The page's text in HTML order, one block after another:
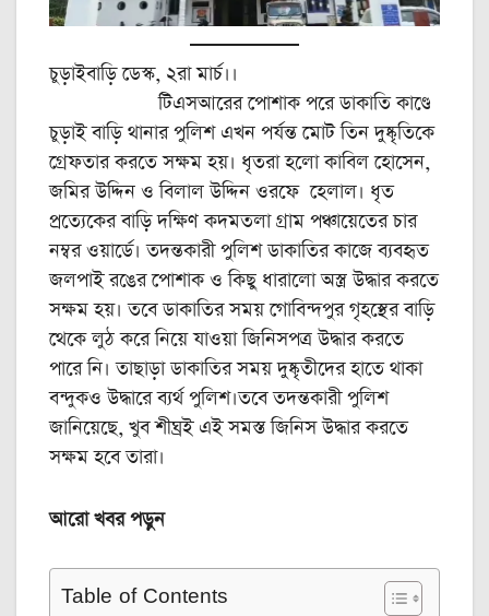
চুড়াইবাড়ি ডেস্ক, ২রা মার্চ।।
টিএসআরের পোশাক পরে ডাকাতি কাণ্ডে
চুড়াই বাড়ি থানার পুলিশ এখন পর্যন্ত মোট তিন দুষ্কৃতিকে
গ্রেফতার করতে সক্ষম হয়। ধৃতরা হলো কাবিল হোসেন,
জমির উদ্দিন ও বিলাল উদ্দিন ওরফে হেলাল। ধৃত
প্রত্যেকের বাড়ি দক্ষিণ কদমতলা গ্রাম পঞ্চায়েতের চার
নম্বর ওয়ার্ডে। তদন্তকারী পুলিশ ডাকাতির কাজে ব্যবহৃত
জলপাই রঙের পোশাক ও কিছু ধারালো অস্ত্র উদ্ধার করতে
সক্ষম হয়। তবে ডাকাতির সময় গোবিন্দপুর গৃহস্থের বাড়ি
থেকে লুঠ করে নিয়ে যাওয়া জিনিসপত্র উদ্ধার করতে
পারে নি। তাছাড়া ডাকাতির সময় দুষ্কৃতীদের হাতে থাকা
বন্দুকও উদ্ধারে ব্যর্থ পুলিশ।তবে তদন্তকারী পুলিশ
জানিয়েছে, খুব শীঘ্রই এই সমস্ত জিনিস উদ্ধার করতে
সক্ষম হবে তারা।
আরো খবর পড়ুন
Table of Contents